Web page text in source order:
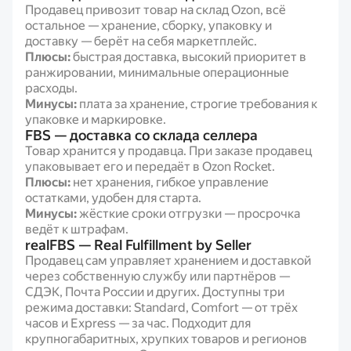
Продавец привозит товар на склад Ozon, всё
остальное — хранение, сборку, упаковку и
доставку — берёт на себя маркетплейс.
Плюсы:быстрая доставка, высокий приоритет в
ранжировании, минимальные операционные
расходы.
Минусы: плата за хранение, строгие требования к
упаковке и маркировке.
FBS — доставка со склада селлера
Товар хранится у продавца. При заказе продавец
упаковывает его и передаёт в Ozon Rocket.
Плюсы: нет хранения, гибкое управление
остатками, удобен для старта.
Минусы: жёсткие сроки отгрузки — просрочка
ведёт к штрафам.
realFBS — Real Fulfillment by Seller
Продавец сам управляет хранением и доставкой
через собственную службу или партнёров —
СДЭК, Почта России и других. Доступны три
режима доставки: Standard, Comfort — от трёх
часов и Express — за час. Подходит для
крупногабаритных, хрупких товаров и регионов